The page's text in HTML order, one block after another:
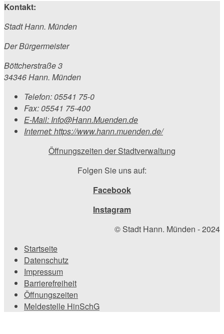
Kontakt:
Stadt Hann. Münden
Der Bürgermeister
Böttcherstraße 3
34346 Hann. Münden
Telefon: 05541 75-0
Fax: 05541 75-400
E-Mail: Info@Hann.Muenden.de
Internet:https://www.hann.muenden.de/
Öffnungszeiten der Stadtverwaltung
Folgen Sie uns auf:
Facebook
Instagram
© Stadt Hann. Münden - 2024
Startseite
Datenschutz
Impressum
Barrierefreiheit
Öffnungszeiten
Meldestelle HinSchG